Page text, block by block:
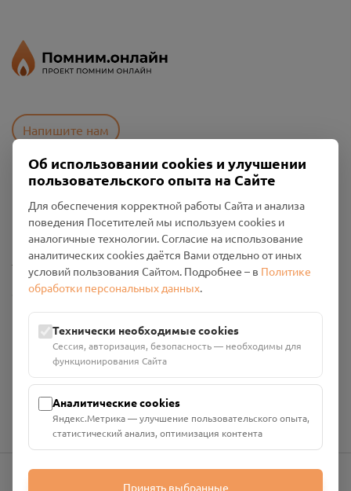
Напишите нам
Политика конфиденциальности
Промо-материалы
Настройки cookies
Общество с ограниченной ответственностью «Смоленский
Проект Помним»
ИНН: 6700029207 ОГРН: 1256700001986
Юридический адрес: 216790, Смоленская область, р-н
Руднянский, г. Рудня, улица Западная, д. 26А, пом. 18
Номер счёта: 40702810901130004287 в АО "АЛЬФА-БАНК"
Об использовании cookies и улучшении
пользовательского опыта на Сайте
Для обеспечения корректной работы Сайта и анализа
поведения Посетителей мы используем cookies и
аналогичные технологии. Согласие на использование
аналитических cookies даётся Вами отдельно от иных
условий пользования Сайтом. Подробнее – в Политике
обработки персональных данных.
Технически необходимые cookies
Сессия, авторизация, безопасность — необходимы для
функционирования Сайта
Аналитические cookies
Яндекс.Метрика — улучшение пользовательского опыта,
статистический анализ, оптимизация контента
Принять выбранные